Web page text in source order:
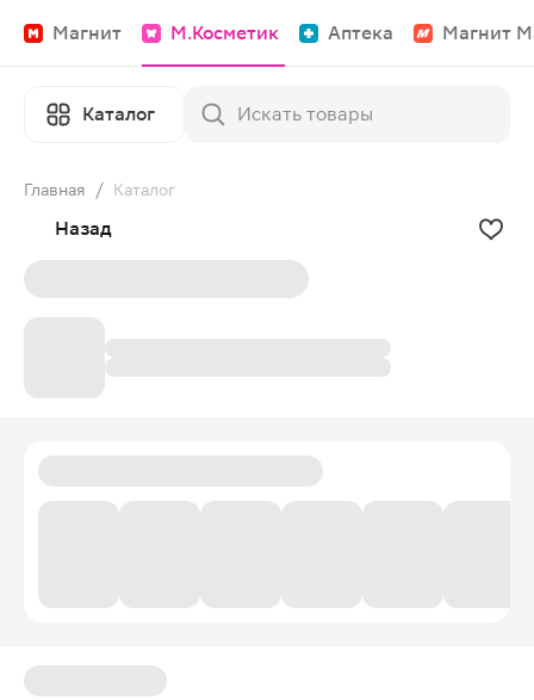
Магнит М.Косметик Аптека Магнит
Каталог
Главная / Каталог
Назад